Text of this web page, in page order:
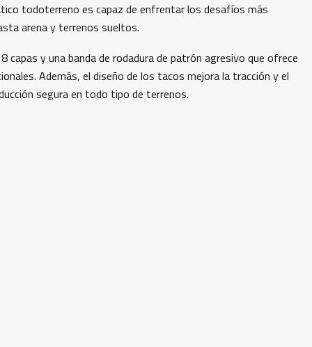
todoterreno es capaz de enfrentar los desafíos más
arena y terrenos sueltos.
capas y una banda de rodadura de patrón agresivo que ofrece
Además, el diseño de los tacos mejora la tracción y el
segura en todo tipo de terrenos.